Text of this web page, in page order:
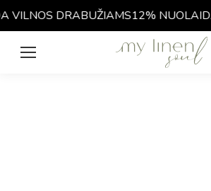
DRABUŽIAMS12% NUOLAIDA